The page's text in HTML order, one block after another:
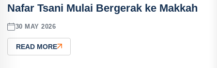
Nafar Tsani Mulai Bergerak ke Makkah
30 MAY 2026
READ MORE